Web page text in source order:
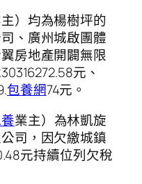
）均為楊樹坪的
、廣州城啟團體
房地產開闢無限
元、
包養網74元。
業主）為林凱旋
司，因欠繳城鎮
元持續位列欠稅